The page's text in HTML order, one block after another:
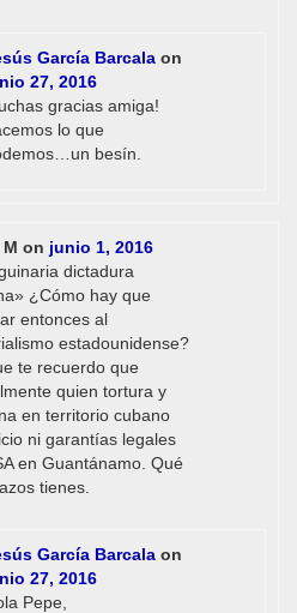
García Barcala on
27, 2016
gracias amiga!
lo que
besín.
on junio 1, 2016
dictadura
¿Cómo hay que
entonces al
estadounidense?
te recuerdo que
quien tortura y
en territorio cubano
ni garantías legales
en Guantánamo. Qué
tienes.
García Barcala on
27, 2016
Pepe,